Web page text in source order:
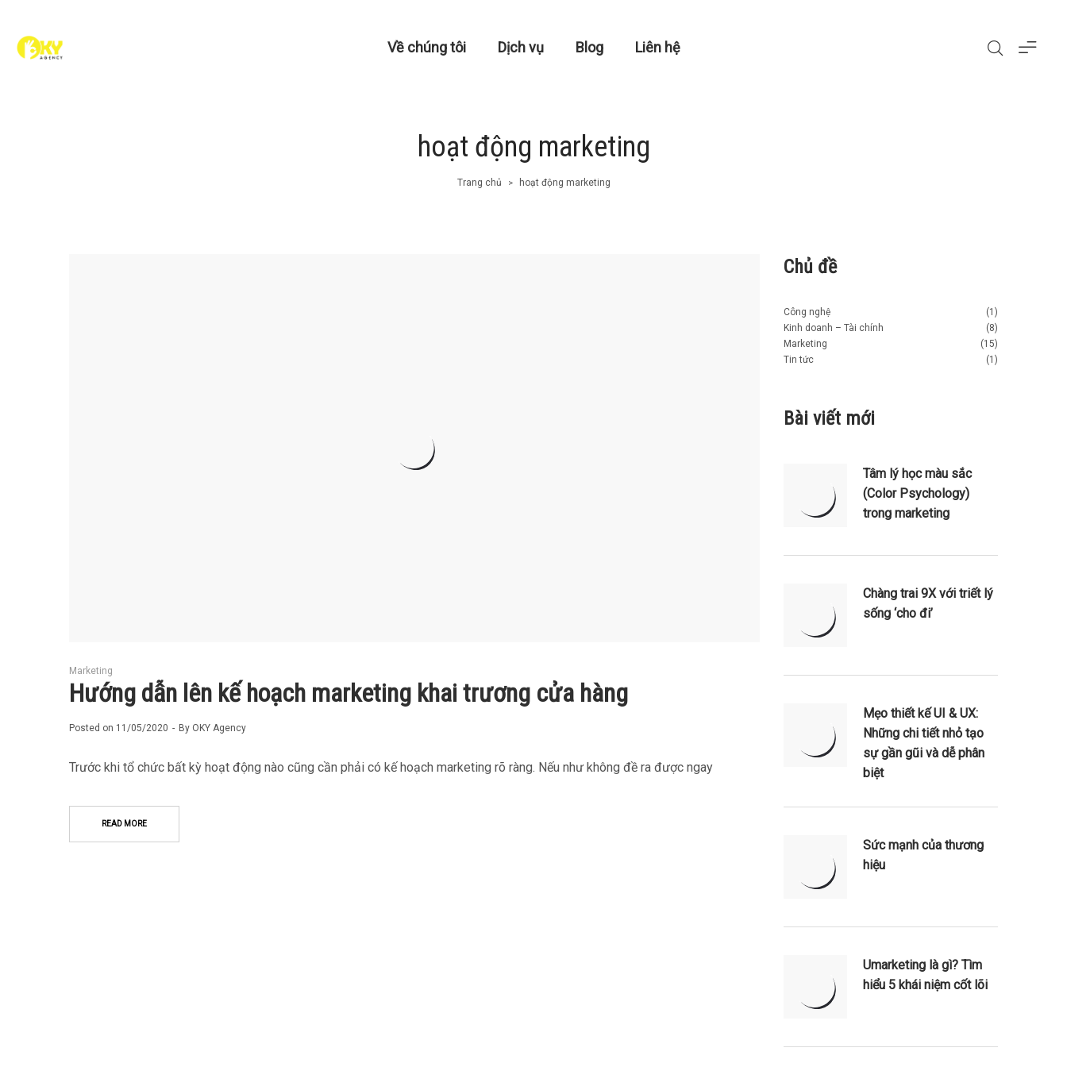
Về chúng tôi Dịch vụ Blog Liên hệ
hoạt động marketing
Trang chủ > hoạt động marketing
Marketing
Hướng dẫn lên kế hoạch marketing khai trương cửa hàng
Posted on 11/05/2020 By OKY Agency
Trước khi tổ chức bất kỳ hoạt động nào cũng cần phải có kế hoạch marketing rõ ràng. Nếu như không đề ra được ngay
READ MORE
Chủ đề
Công nghệ
(1)
Kinh doanh – Tài chính
(8)
Marketing
(15)
Tin tức
(1)
Bài viết mới
Tâm lý học màu sắc
(Color Psychology)
trong marketing
Chàng trai 9X với triết lý
sống ‘cho đi’
Mẹo thiết kế UI & UX:
Những chi tiết nhỏ tạo
sự gần gũi và dễ phân
biệt
Sức mạnh của thương
hiệu
Umarketing là gì? Tìm
hiểu 5 khái niệm cốt lõi